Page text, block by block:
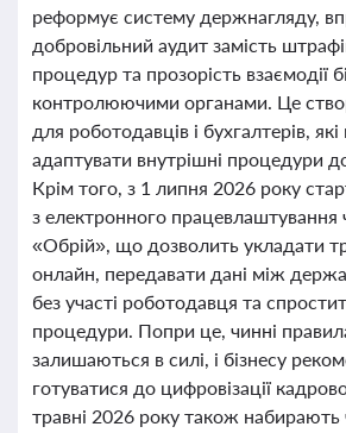
реформує систему держнагляду,
добровільний аудит замість
процедур та прозорість взаємодії
контролюючими органами. Це
для роботодавців і бухгалтерів,
адаптувати внутрішні процедури
Крім того, з 1 липня 2026 року
з електронного працевлаштування
«Обрій», що дозволить укладати
онлайн, передавати дані між
без участі роботодавця та
процедури. Попри це, чинні
залишаються в силі, і бізнесу
готуватися до цифровізації
травні 2026 року також набирають